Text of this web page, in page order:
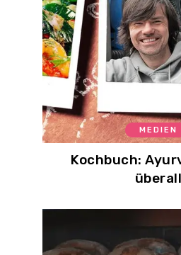
MEDIEN
Kochbuch:
überall